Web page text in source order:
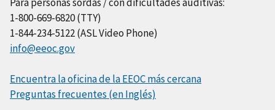
1-800-669-6820 (TTY)
1-844-234-5122 (ASL Video Phone)
info@eeoc.gov
Encuentra la oficina de la EEOC más cercana
Preguntas frecuentes (en Inglés)